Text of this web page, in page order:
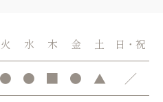
火 水 木 金 土 日・祝
● ● ■ ● ▲ ／